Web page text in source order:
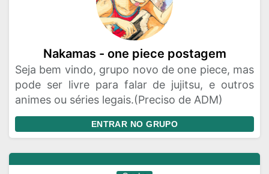
Nakamas - one piece postagem
Seja bem vindo, grupo novo de one piece, mas
pode ser livre para falar de jujitsu, e outros
animes ou séries legais.(Preciso de ADM)
ENTRAR NO GRUPO